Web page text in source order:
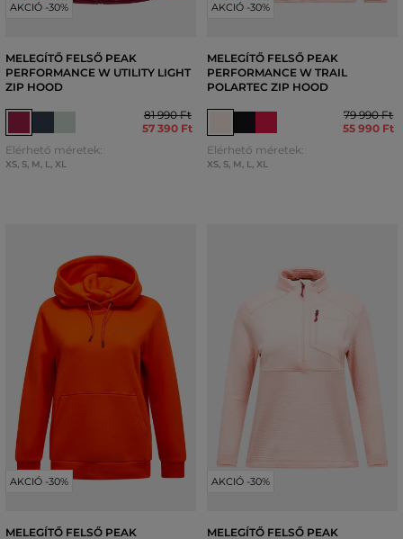
AKCIÓ -30%
MELEGÍTŐ FELSŐ PEAK
PERFORMANCE W UTILITY LIGHT
ZIP HOOD
81 990 Ft
57 390 Ft
Elérhető méretek:
XS, S, M, L, XL
AKCIÓ -30%
MELEGÍTŐ FELSŐ PEAK
PERFORMANCE W TRAIL
POLARTEC ZIP HOOD
79 990 Ft
55 990 Ft
Elérhető méretek:
XS, S, M, L, XL
AKCIÓ -30%
MELEGÍTŐ FELSŐ PEAK
AKCIÓ -30%
MELEGÍTŐ FELSŐ PEAK